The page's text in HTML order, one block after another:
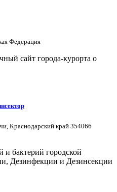
Федерация
сайт города-курорта о
Краснодарский край 354066
и бактерий городской
Дезинфекции и Дезинсекции